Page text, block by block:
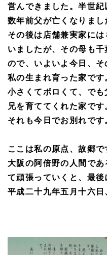
営んできました。半世紀
数年前父が亡くなりまし
その後は店舗兼実家に
いましたが、その母も
ので、いよいよ今日、そ
私の生まれ育った家です
小さくてボロくて、で
兄を育ててくれた家です
それも今日でお別れです
ここは私の原点、故郷で
大阪の阿倍野の人間で
て頑張っていくと、最後
平成二十九年五月十六日